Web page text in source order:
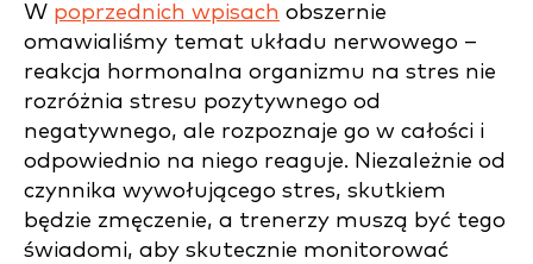
W poprzednich wpisach obszernie
omawialiśmy temat układu nerwowego –
reakcja hormonalna organizmu na stres nie
rozróżnia stresu pozytywnego od
negatywnego, ale rozpoznaje go w całości i
odpowiednio na niego reaguje. Niezależnie od
czynnika wywołującego stres, skutkiem
będzie zmęczenie, a trenerzy muszą być tego
świadomi, aby skutecznie monitorować